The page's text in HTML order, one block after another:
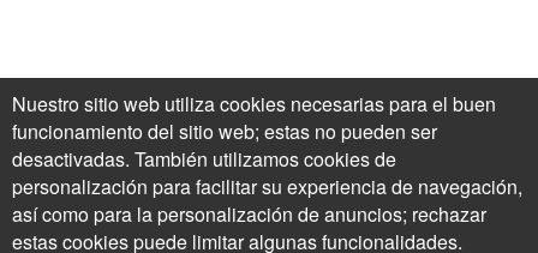
Un bonito césped
El rodillo da como resultado un césped más denso.
Autor:Jean-Michel Groult
Copyright
Nuestro sitio web utiliza cookies necesarias para el buen
funcionamiento del sitio web; estas no pueden ser
desactivadas. También utilizamos cookies de
personalización para facilitar su experiencia de navegación,
así como para la personalización de anuncios; rechazar
estas cookies puede limitar algunas funcionalidades.